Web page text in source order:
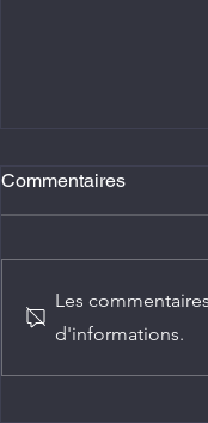
Commentaires
Les
d'informations.